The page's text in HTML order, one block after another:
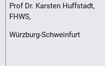
Prof Dr. Karsten Huffstadt,
FHWS,
Würzburg-Schweinfurt